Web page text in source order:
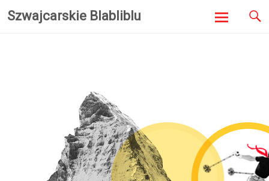
Szwajcarskie Blabliblu